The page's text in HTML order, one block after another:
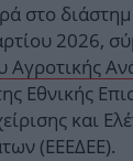
στο
2026,
Αγροτικής
Εθνικής
και
(ΕΕΕΔΕΕ).